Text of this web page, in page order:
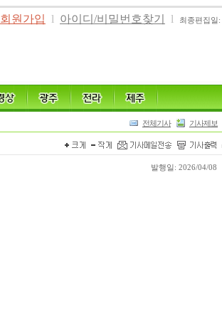
회원가입 l 아이디/비밀번호찾기 l 최종편집일
전체기사 기사제보
발행일: 2026/04/08